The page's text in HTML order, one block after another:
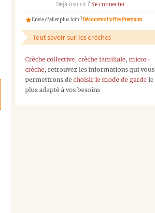
Déjà inscrit ? Se connecter
Envie d'aller plus loin ?Découvrez l'offre Premium
Tout savoir sur les crèches
Crèche collective, crèche familiale, micro-
crèche, retrouvez les informations qui vous
permettrons de choisir le mode de garde le
plus adapté à vos besoins